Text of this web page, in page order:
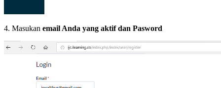
4. Masukan email Anda yang aktif dan Pasword